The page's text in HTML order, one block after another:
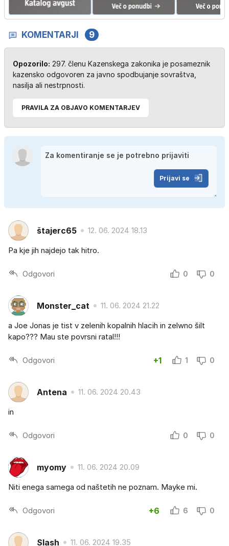
KOMENTARJI 9
Opozorilo: 297. členu Kazenskega zakonika je posameznik
kazensko odgovoren za javno spodbujanje sovraštva,
nasilja ali nestrpnosti.
PRAVILA ZA OBJAVO KOMENTARJEV
Prijavi se
štajerc65 12. 06. 2024 18.13
Pa kje jih najdejo tak hitro.
Odgovori 0 0
Monster_cat 11. 06. 2024 21.22
a Joe Jonas je tist v zelenih kopalnih hlacih in zelwno šilt
kapo??? Mau ste povrsni ratal!!!
Odgovori +1 1 0
Antena 11. 06. 2024 20.43
in
Odgovori 0 0
myomy 11. 06. 2024 20.09
Niti enega samega od naštetih ne poznam. Mayke mi.
Odgovori +6 6 0
Slash 11. 06. 2024 19.35